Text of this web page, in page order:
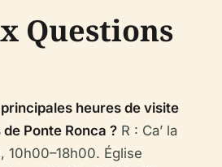
Questions
heures de visite
Ponte Ronca ? R : Ca’ la
10h00–18h00. Église